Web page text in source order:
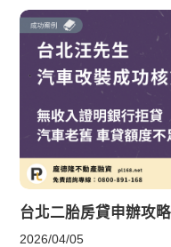
台北二胎房貸申辦攻略
2026/04/05